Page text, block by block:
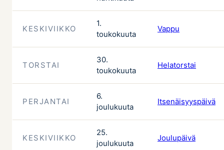
KESKIVIIKKO
1.
toukokuuta
Vappu
TORSTAI
30.
toukokuuta
Helatorstai
PERJANTAI
6.
joulukuuta
Itsenäisyyspäivä
KESKIVIIKKO
25.
joulukuuta
Joulupäivä